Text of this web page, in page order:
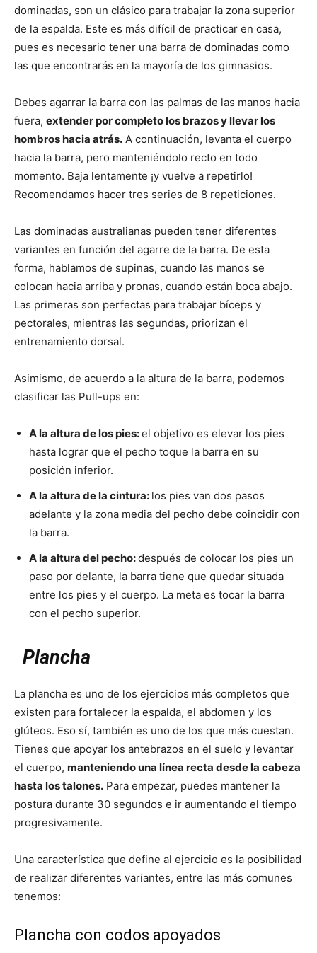
dominadas, son un clásico para trabajar la zona superior
de la espalda. Este es más difícil de practicar en casa,
pues es necesario tener una barra de dominadas como
las que encontrarás en la mayoría de los gimnasios.
Debes agarrar la barra con las palmas de las manos hacia
fuera, extender por completo los brazos y llevar los
hombros hacia atrás. A continuación, levanta el cuerpo
hacia la barra, pero manteniéndolo recto en todo
momento. Baja lentamente ¡y vuelve a repetirlo!
Recomendamos hacer tres series de 8 repeticiones.
Las dominadas australianas pueden tener diferentes
variantes en función del agarre de la barra. De esta
forma, hablamos de supinas, cuando las manos se
colocan hacia arriba y pronas, cuando están boca abajo.
Las primeras son perfectas para trabajar bíceps y
pectorales, mientras las segundas, priorizan el
entrenamiento dorsal.
Asimismo, de acuerdo a la altura de la barra, podemos
clasificar las Pull-ups en:
A la altura de los pies:el objetivo es elevar los pies
hasta lograr que el pecho toque la barra en su
posición inferior.
A la altura de la cintura: los pies van dos pasos
adelante y la zona media del pecho debe coincidir con
la barra.
A la altura del pecho:después de colocar los pies un
paso por delante, la barra tiene que quedar situada
entre los pies y el cuerpo. La meta es tocar la barra
con el pecho superior.
Plancha
La plancha es uno de los ejercicios más completos que
existen para fortalecer la espalda, el abdomen y los
glúteos. Eso sí, también es uno de los que más cuestan.
Tienes que apoyar los antebrazos en el suelo y levantar
el cuerpo, manteniendo una línea recta desde la cabeza
hasta los talones. Para empezar, puedes mantener la
postura durante 30 segundos e ir aumentando el tiempo
progresivamente.
Una característica que define al ejercicio es la posibilidad
de realizar diferentes variantes, entre las más comunes
tenemos:
Plancha con codos apoyados